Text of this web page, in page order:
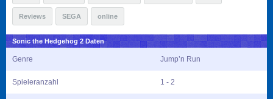
Reviews SEGA online
Sonic the Hedgehog 2 Daten
Genre Jump’n Run
Spieleranzahl 1 - 2